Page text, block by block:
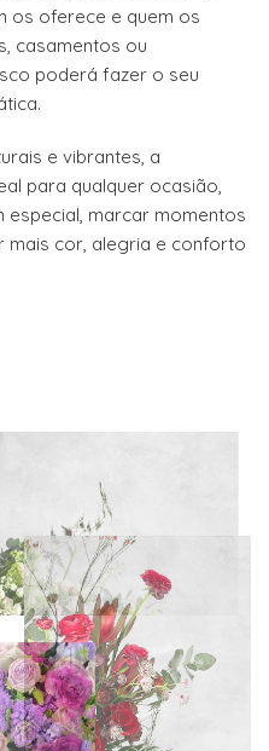
os oferece e quem os
casamentos ou
poderá fazer o seu
e vibrantes, a
para qualquer ocasião,
marcar momentos
mais cor, alegria e conforto